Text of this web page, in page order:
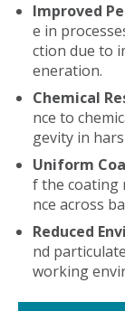
Improved
e in
ction due to
eneration.
Chemical
nce to
gevity in
Uniform
f the coating
nce across
Reduced
nd
working